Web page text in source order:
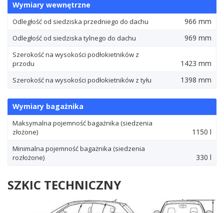
Wymiary wewnętrzne
Odległość od siedziska przedniego do dachu 966 mm
Odległość od siedziska tylnego do dachu 969 mm
Szerokość na wysokości podłokietników z
przodu
1423 mm
Szerokość na wysokości podłokietników z tyłu 1398 mm
Wymiary bagażnika
Maksymalna pojemność bagażnika (siedzenia
złożone)
1150 l
Minimalna pojemność bagażnika (siedzenia
rozłożone)
330 l
SZKIC TECHNICZNY